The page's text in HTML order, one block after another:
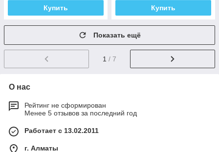
Купить Купить
Показать ещё
1 / 7
О нас
Рейтинг не сформирован
Менее 5 отзывов за последний год
Работает с 13.02.2011
г. Алматы